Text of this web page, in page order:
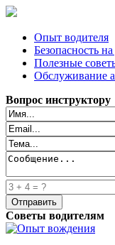
Опыт водителя
Безопасность
Полезные
Обслуживание
Вопрос инструктору
Советы водителям